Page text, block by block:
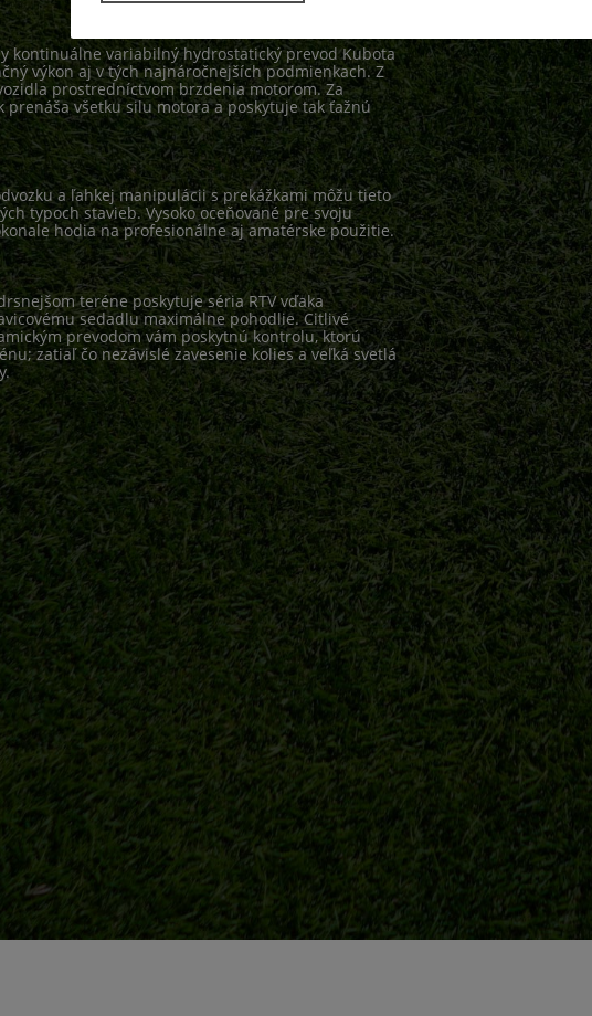
kontinuálne variabilný hydrostatický prevod Kubota
výkon aj v tých najnáročnejších podmienkach. Z
prostredníctvom brzdenia motorom. Za
všetku silu motora a poskytuje tak ťažnú
a ľahkej manipulácii s prekážkami môžu tieto
typoch stavieb. Vysoko oceňované pre svoju
hodia na profesionálne aj amatérske použitie.
teréne poskytuje séria RTV vďaka
sedadlu maximálne pohodlie. Citlivé
prevodom vám poskytnú kontrolu, ktorú
zatiaľ čo nezávislé zavesenie kolies a veľká svetlá